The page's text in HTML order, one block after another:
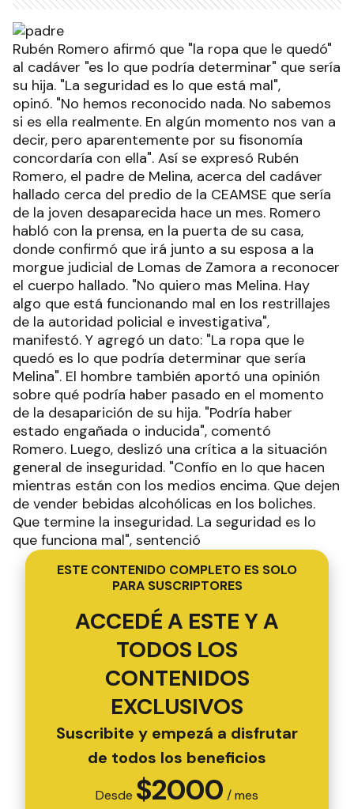
Rubén Romero afirmó que "la ropa que le quedó"
al cadáver "es lo que podría determinar" que sería
su hija. "La seguridad es lo que está mal",
opinó. "No hemos reconocido nada. No sabemos
si es ella realmente. En algún momento nos van a
decir, pero aparentemente por su fisonomía
concordaría con ella". Así se expresó Rubén
Romero, el padre de Melina, acerca del cadáver
hallado cerca del predio de la CEAMSE que sería
de la joven desaparecida hace un mes. Romero
habló con la prensa, en la puerta de su casa,
donde confirmó que irá junto a su esposa a la
morgue judicial de Lomas de Zamora a reconocer
el cuerpo hallado. "No quiero mas Melina. Hay
algo que está funcionando mal en los restrillajes
de la autoridad policial e investigativa",
manifestó. Y agregó un dato: "La ropa que le
quedó es lo que podría determinar que sería
Melina". El hombre también aportó una opinión
sobre qué podría haber pasado en el momento
de la desaparición de su hija. "Podría haber
estado engañada o inducida", comentó
Romero. Luego, deslizó una crítica a la situación
general de inseguridad. "Confío en lo que hacen
mientras están con los medios encima. Que dejen
de vender bebidas alcohólicas en los boliches.
Que termine la inseguridad. La seguridad es lo
que funciona mal", sentenció
ESTE CONTENIDO COMPLETO ES SOLO
PARA SUSCRIPTORES
ACCEDÉ A ESTE Y A
TODOS LOS
CONTENIDOS
EXCLUSIVOS
Suscribite y empezá a disfrutar
de todos los beneficios
Desde $2000 / mes